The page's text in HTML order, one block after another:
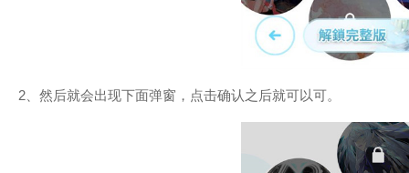
2、然后就会出现下面弹窗，点击确认之后就可以可。